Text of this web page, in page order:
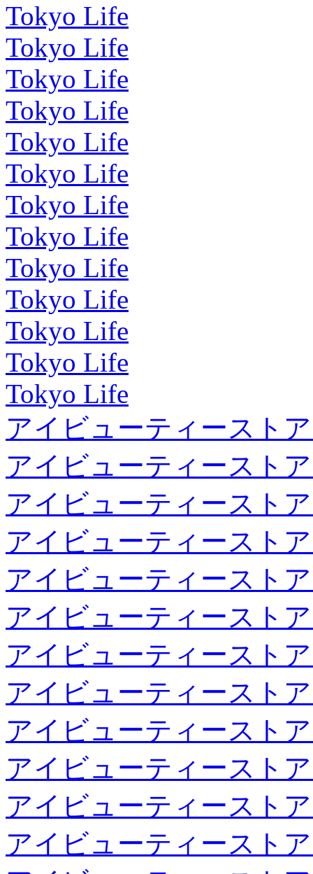
Tokyo Life
Tokyo Life
Tokyo Life
Tokyo Life
Tokyo Life
Tokyo Life
Tokyo Life
Tokyo Life
Tokyo Life
Tokyo Life
Tokyo Life
Tokyo Life
Tokyo Life
アイビューティースト
アイビューティースト
アイビューティースト
アイビューティースト
アイビューティースト
アイビューティースト
アイビューティースト
アイビューティースト
アイビューティースト
アイビューティースト
アイビューティースト
アイビューティースト